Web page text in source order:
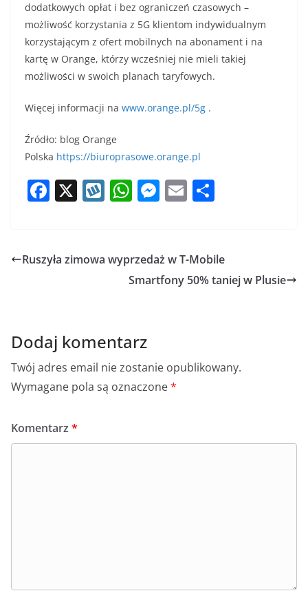
dodatkowych opłat i bez ograniczeń czasowych –
możliwość korzystania z 5G klientom indywidualnym
korzystającym z ofert mobilnych na abonament i na
kartę w Orange, którzy wcześniej nie mieli takiej
możliwości w swoich planach taryfowych.
Więcej informacji na www.orange.pl/5g .
Źródło: blog Orange
Polska https://biuroprasowe.orange.pl
F
e
k
X W
o
W
s
A
M
e
n
E
l e
Ruszyła zimowa wyprzedaż w T-Mobile
Smartfony 50% taniej w Plusie
Dodaj komentarz
Twój adres email nie zostanie opublikowany.
Wymagane pola są oznaczone*
Komentarz *